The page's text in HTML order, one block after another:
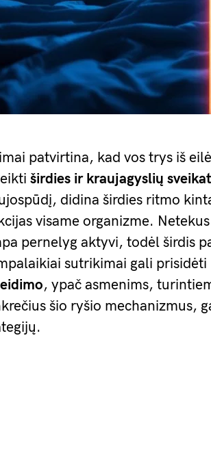
patvirtina, kad vos trys iš
širdies ir kraujagyslių
didina širdies ritmo
visame organizme.
pernelyg aktyvi, todėl širdis
sutrikimai gali prisidėti
, ypač asmenims,
šio ryšio mechanizmus,